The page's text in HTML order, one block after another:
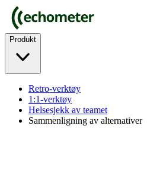
Produkt
Retro-verktøy
1:1-verktøy
Helsesjekk av teamet
Sammenligning av alternativer